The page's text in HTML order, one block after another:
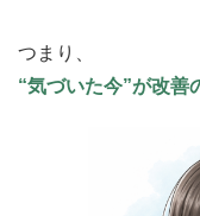
つまり、
“気づいた今”が改善